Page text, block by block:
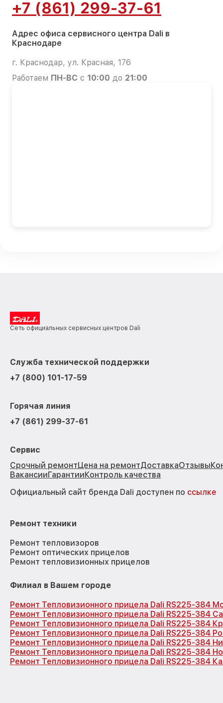
+7 (861) 299-37-61
Адрес офиса сервисного центра Dali в
Краснодаре
г. Краснодар, ул. Красная, 176
Работаем ПН-ВС с 10:00 до 21:00
Сеть официальных сервисных центров Dali
Служба технической поддержки
+7 (800) 101-17-59
Горячая линия
+7 (861) 299-37-61
Сервис
Срочный ремонтЦена на ремонтДоставкаОтзывы
ВакансииГарантииКонтроль качества
Официальный сайт бренда Dali доступен по ссылке
Ремонт техники
Ремонт тепловизоров
Ремонт оптических прицелов
Ремонт тепловизионных прицелов
Филиал в Вашем городе
Ремонт Тепловизионного прицела Dali RS225-384
Ремонт Тепловизионного прицела Dali RS225-384
Ремонт Тепловизионного прицела Dali RS225-384
Ремонт Тепловизионного прицела Dali RS225-384
Ремонт Тепловизионного прицела Dali RS225-384
Ремонт Тепловизионного прицела Dali RS225-384
Ремонт Тепловизионного прицела Dali RS225-384